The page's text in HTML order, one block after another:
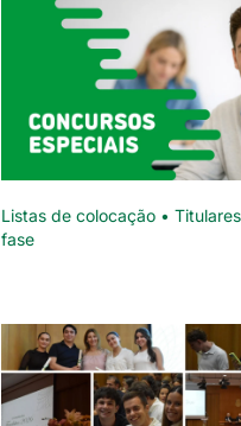
Listas de colocação • Titulares
fase